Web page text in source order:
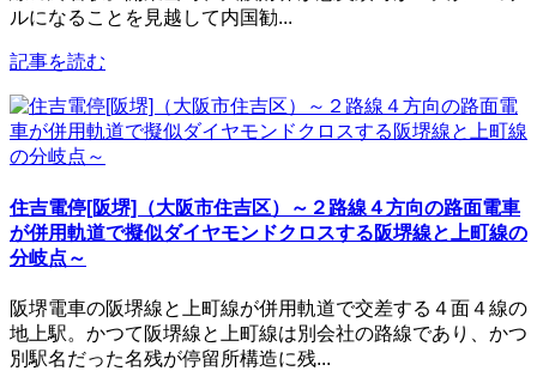
ルになることを見越して内国勧...
記事を読む
住吉電停[阪堺]（大阪市住吉区）～２路線４方向の路面電車
が併用軌道で擬似ダイヤモンドクロスする阪堺線と上町線の
分岐点～
阪堺電車の阪堺線と上町線が併用軌道で交差する４面４線の
地上駅。かつて阪堺線と上町線は別会社の路線であり、かつ
別駅名だった名残が停留所構造に残...